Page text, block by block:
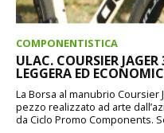
COMPONENTISTICA
ULAC. COURSIER
LEGGERA ED
La Borsa al manubrio Coursier
pezzo realizzato ad arte
da Ciclo Promo Components.